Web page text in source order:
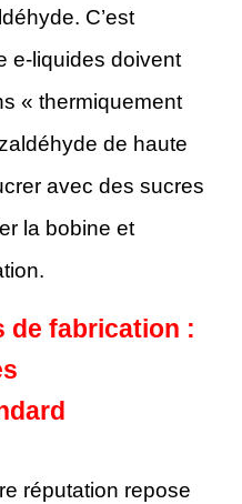
C’est
e-liquides doivent
« thermiquement
de haute
avec des sucres
la bobine et
de fabrication :
réputation repose